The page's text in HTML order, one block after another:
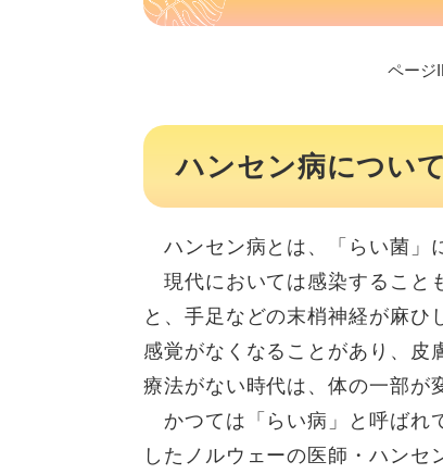
ページ
ハンセン病について
ハンセン病とは、「らい菌」
現代においては感染すること
と、手足などの末梢神経が麻ひ
感覚がなくなることがあり、皮
療法がない時代は、体の一部が
かつては「らい病」と呼ばれ
したノルウェーの医師・ハンセ